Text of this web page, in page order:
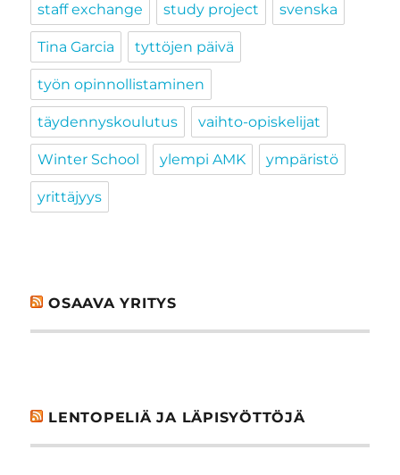
staff exchange study project svenska
Tina Garcia tyttöjen päivä
työn opinnollistaminen
täydennyskoulutus vaihto-opiskelijat
Winter School ylempi AMK ympäristö
yrittäjyys
OSAAVA YRITYS
LENTOPELIÄ JA LÄPISYÖTTÖJÄ